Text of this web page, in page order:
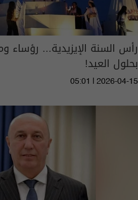
رأس السنة الإيزيدية... رؤساء
بحلول العيد!
05:01 | 2026-04-15